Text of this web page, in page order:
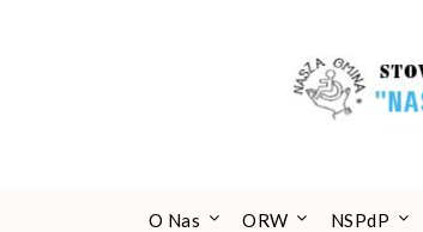
O Nas ORW NSPdP